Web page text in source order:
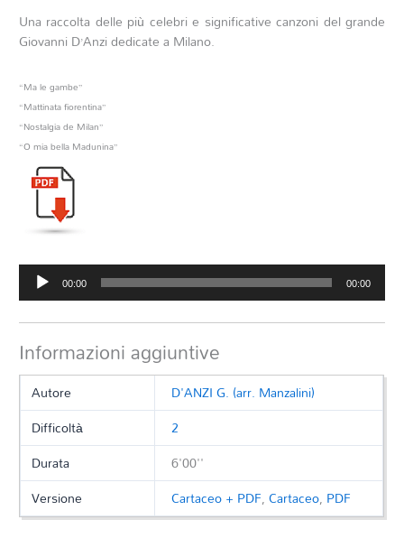
Una raccolta delle più celebri e significative canzoni del grande
Giovanni D’Anzi dedicate a Milano.
“Ma le gambe”
“Mattinata fiorentina”
“Nostalgia de Milan”
“O mia bella Madunina”
Audio
Player
00:00 00:00
Informazioni aggiuntive
Autore
D'ANZI G. (arr. Manzalini)
Difficoltà
2
Durata
6'00''
Versione
Cartaceo + PDF,Cartaceo, PDF